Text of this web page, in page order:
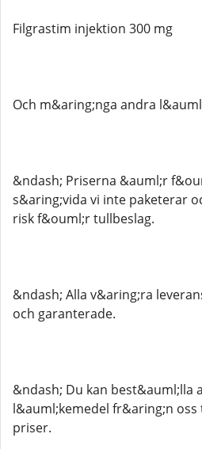
Filgrastim injektion 300 mg
Och m&aring;nga andra
&ndash; Priserna &auml;r
s&aring;vida vi inte paketerar
risk f&ouml;r tullbeslag.
&ndash; Alla v&aring;ra
och garanterade.
&ndash; Du kan best&auml;lla
l&auml;kemedel fr&aring;n
priser.